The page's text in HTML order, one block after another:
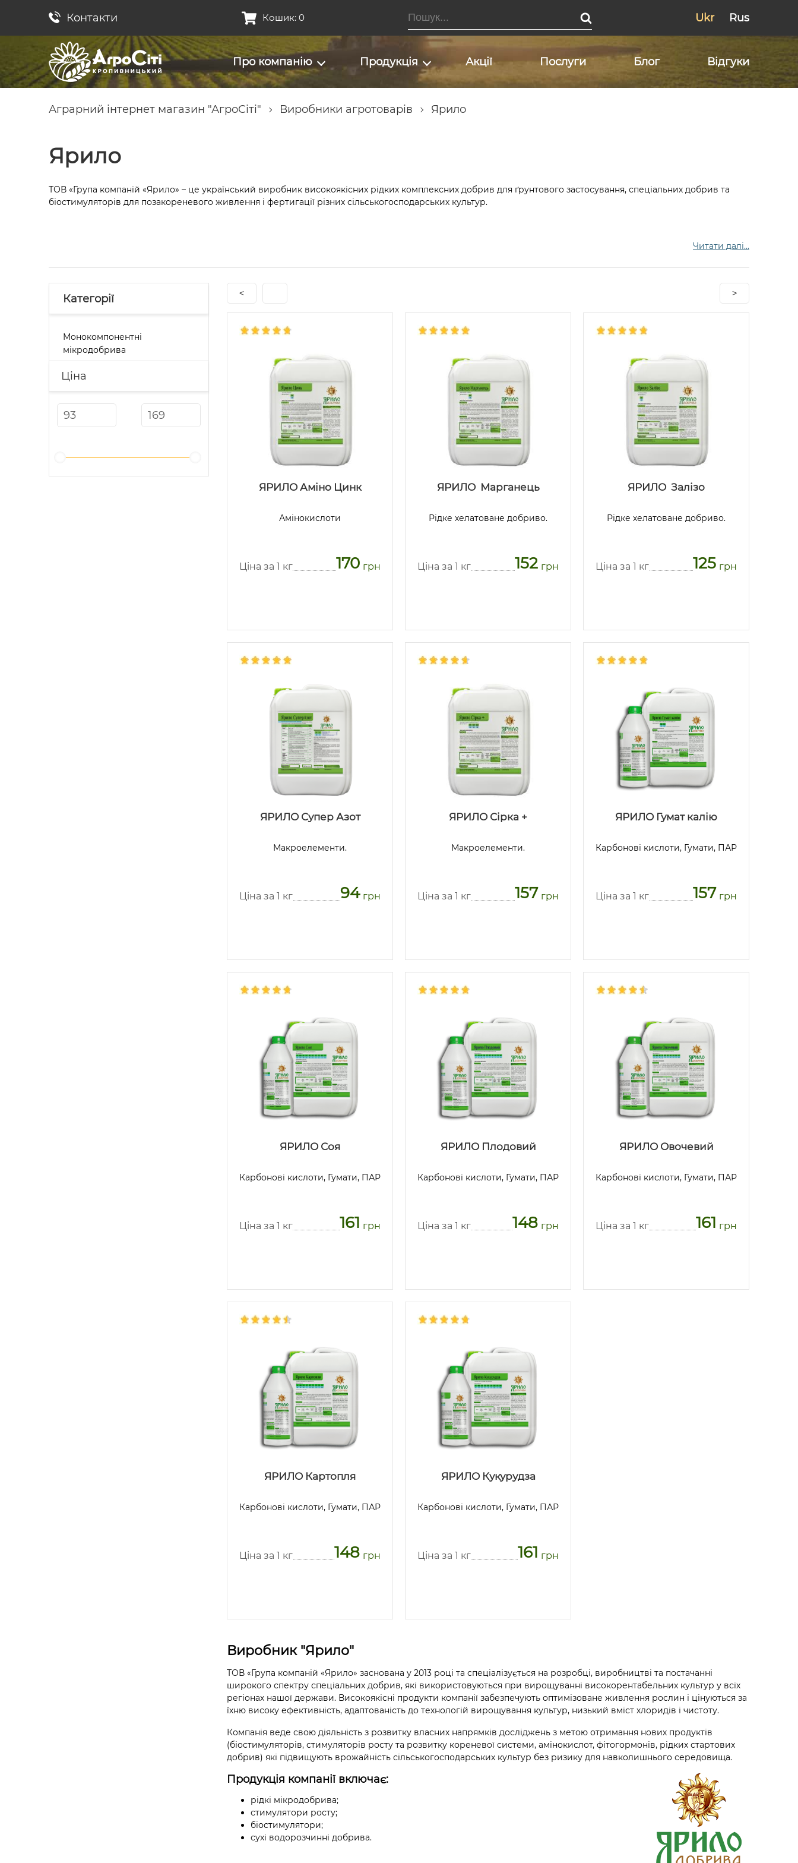
Контакти Кошик: 0 Ukr Rus
Про компанію Продукція Акції Послуги Блог Відгуки
Аграрний інтернет магазин "АгроСіті" Виробники агротоварів Ярило
Ярило
ТОВ «Група компаній «Ярило» – це український виробник високоякісних рідких комплексних добрив для ґрунтового застосування, спеціальних добрив та
біостимуляторів для позакореневого живлення і фертигації різних сільськогосподарських культур.
Читати далі...
Категорії
Монокомпонентні
мікродобрива
Ціна
< >
ЯРИЛО Аміно Цинк
Амінокислоти
Ціна за 1 кг 170 грн
ЯРИЛО Марганець
Рідке хелатоване добриво.
Ціна за 1 кг 152 грн
ЯРИЛО Залізо
Рідке хелатоване добриво.
Ціна за 1 кг 125 грн
ЯРИЛО Супер Азот
Макроелементи.
Ціна за 1 кг 94 грн
ЯРИЛО Сірка +
Макроелементи.
Ціна за 1 кг 157 грн
ЯРИЛО Гумат калію
Карбонові кислоти, Гумати, ПАР
Ціна за 1 кг 157 грн
ЯРИЛО Соя
Карбонові кислоти, Гумати, ПАР
Ціна за 1 кг 161 грн
ЯРИЛО Плодовий
Карбонові кислоти, Гумати, ПАР
Ціна за 1 кг 148 грн
ЯРИЛО Овочевий
Карбонові кислоти, Гумати, ПАР
Ціна за 1 кг 161 грн
ЯРИЛО Картопля
Карбонові кислоти, Гумати, ПАР
Ціна за 1 кг 148 грн
ЯРИЛО Кукурудза
Карбонові кислоти, Гумати, ПАР
Ціна за 1 кг 161 грн
Виробник "Ярило"
ТОВ «Група компаній «Ярило» заснована у 2013 році та спеціалізується на розробці, виробництві та постачанні
широкого спектру спеціальних добрив, які використовуються при вирощуванні високорентабельних культур у всіх
регіонах нашої держави. Високоякісні продукти компанії забезпечують оптимізоване живлення рослин і цінуються за
їхню високу ефективність, адаптованість до технологій вирощування культур, низький вміст хлоридів і чистоту.
Компанія веде свою діяльність з розвитку власних напрямків досліджень з метою отримання нових продуктів
(біостимуляторів, стимуляторів росту та розвитку кореневої системи, амінокислот, фітогормонів, рідких стартових
добрив) які підвищують врожайність сільськогосподарських культур без ризику для навколишнього середовища.
Продукція компанії включає:
рідкі мікродобрива;
стимулятори росту;
біостимулятори;
сухі водорозчинні добрива.